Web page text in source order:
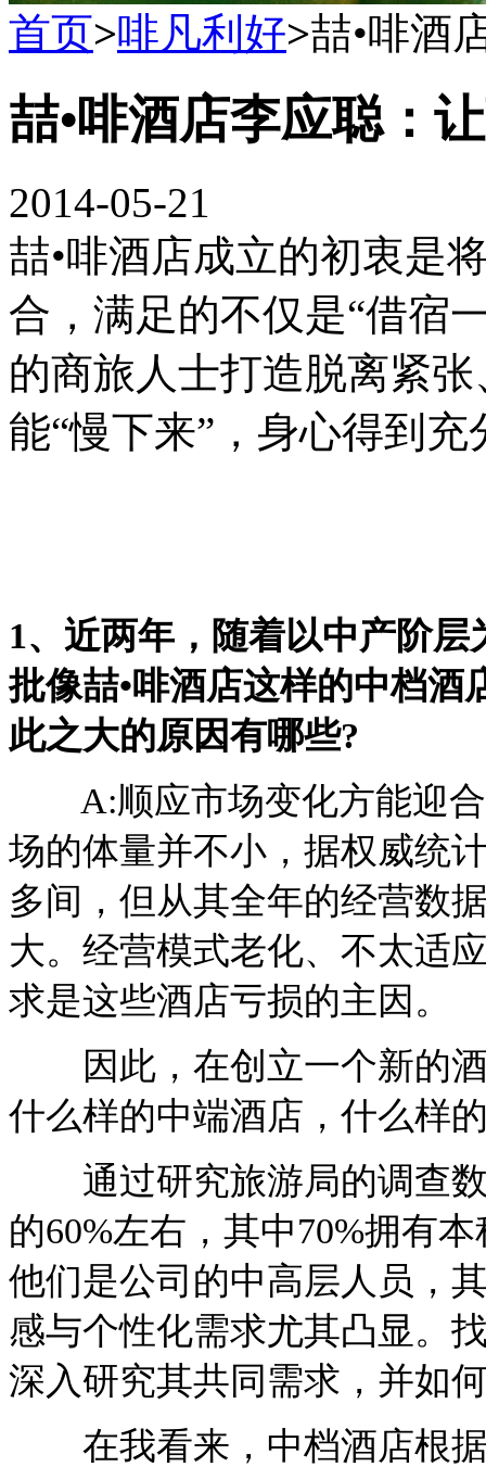
首页>啡凡利好>喆•啡酒
喆•啡酒店李应聪：
2014-05-21
喆•啡酒店成立的初衷是
合，满足的不仅是“借宿
的商旅人士打造脱离紧
能“慢下来”，身心得到
1、近两年，随着以中产阶
批像喆•啡酒店这样的中档
此之大的原因有哪些?
A:顺应市场变化方能迎合
场的体量并不小，据权威统
多间，但从其全年的经营数
大。经营模式老化、不太适
求是这些酒店亏损的主因。
因此，在创立一个新的酒
什么样的中端酒店，什么样
通过研究旅游局的调查数
的60%左右，其中70%拥有
他们是公司的中高层人员，
感与个性化需求尤其凸显。
深入研究其共同需求，并如
在我看来，中档酒店根据